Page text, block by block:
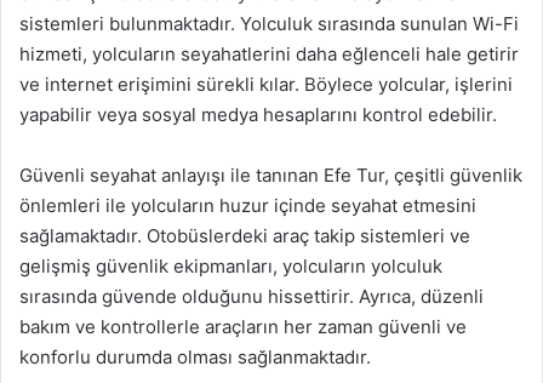
sistemleri bulunmaktadır. Yolculuk sırasında sunulan Wi-Fi
hizmeti, yolcuların seyahatlerini daha eğlenceli hale getirir
ve internet erişimini sürekli kılar. Böylece yolcular, işlerini
yapabilir veya sosyal medya hesaplarını kontrol edebilir.
Güvenli seyahat anlayışı ile tanınan Efe Tur, çeşitli güvenlik
önlemleri ile yolcuların huzur içinde seyahat etmesini
sağlamaktadır. Otobüslerdeki araç takip sistemleri ve
gelişmiş güvenlik ekipmanları, yolcuların yolculuk
sırasında güvende olduğunu hissettirir. Ayrıca, düzenli
bakım ve kontrollerle araçların her zaman güvenli ve
konforlu durumda olması sağlanmaktadır.